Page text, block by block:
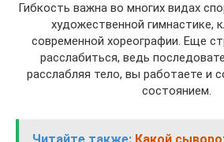
Гибкость важна во многих видах
художественной гимнастике,
современной хореографии. Еще
расслабиться, ведь
расслабляя тело, вы работаете и
состоянием.